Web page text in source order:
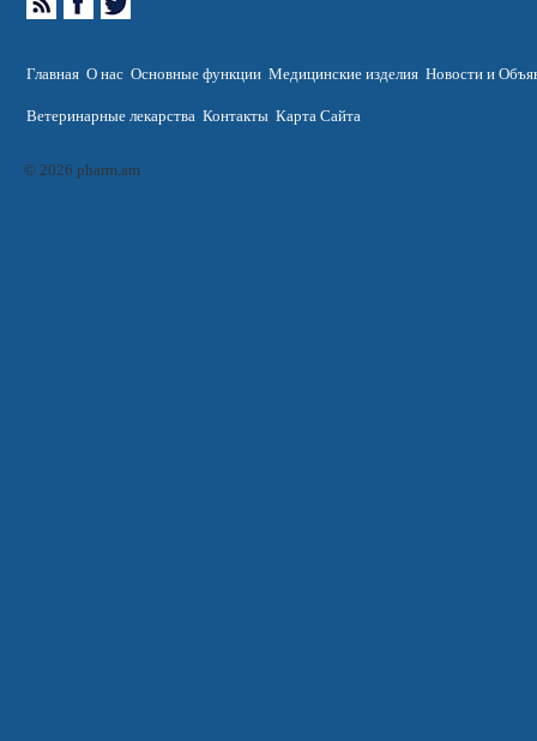
Главная О нас Основные функции Медицинские изделия Новости и
Ветеринарные лекарства Контакты Карта Сайта
© 2026 pharm.am